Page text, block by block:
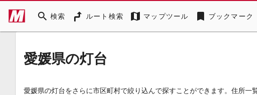
search 検索 ルート検索 map マップツール bookmark ブックマーク
愛媛県の灯台
愛媛県の灯台をさらに市区町村で絞り込んで探すことができます。住所一